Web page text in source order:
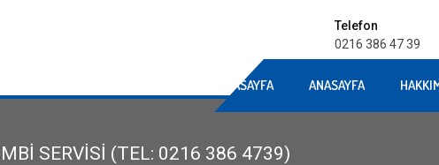
Telefon
0216 386 47 39
ANASAYFA ANASAYFA
SERVISI (TEL: 0216 386 4739)